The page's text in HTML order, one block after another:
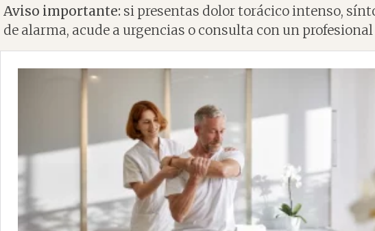
Aviso importante: si presentas dolor torácico intenso,
de alarma, acude a urgencias o consulta con un